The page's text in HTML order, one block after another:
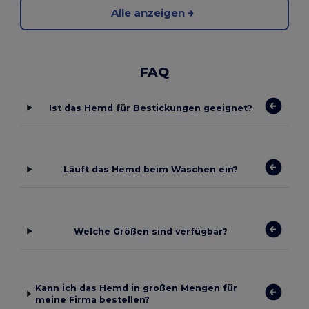
Alle anzeigen
FAQ
Ist das Hemd für Bestickungen geeignet?
Läuft das Hemd beim Waschen ein?
Welche Größen sind verfügbar?
Kann ich das Hemd in großen Mengen für
meine Firma bestellen?